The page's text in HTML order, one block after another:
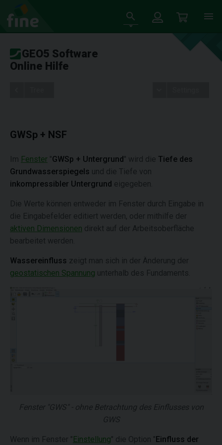
GEO5 Software
Online Hilfe
GWSp + NSF
Im Fenster "GWSp + Untergrund" wird die Tiefe des
Grundwasserspiegels und die Tiefe von
inkompressibler Untergrund eigegeben.
Die Werte können entweder im Fenster durch Eingabe in
die Eingabefelder editiert werden, oder mithilfe der
aktiven Dimensionen direkt auf der Arbeitsoberfläche
bearbeitet werden.
Wassereinfluss zeigt man sich in der Änderung der
geostatischen Spannung unterhalb des Fundaments.
Fenster "GWS" - ohne Betrachtung des Einflusses von
GWS
Wenn im Fenster " Einstellung" die Option " Einfluss der